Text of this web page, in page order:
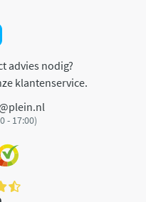
advies nodig?
klantenservice.
- 17:00)